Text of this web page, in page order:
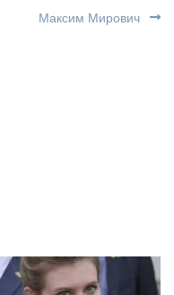
Максим Мирович